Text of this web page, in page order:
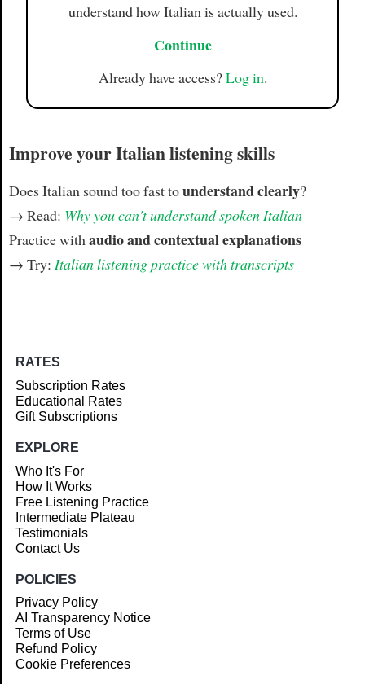
understand how Italian is actually used.
Continue
Already have access?Log in.
Improve your Italian listening skills
Does Italian sound too fast tounderstand clearly?
→ Read: Why you can't understand spoken Italian
Practice with audio and contextual explanations
→ Try: Italian listening practice with transcripts
RATES
Subscription Rates
Educational Rates
Gift Subscriptions
EXPLORE
Who It's For
How It Works
Free Listening Practice
Intermediate Plateau
Testimonials
Contact Us
POLICIES
Privacy Policy
AI Transparency Notice
Terms of Use
Refund Policy
Cookie Preferences